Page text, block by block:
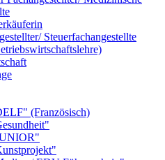
Steuerfachangestellte
(Französisch)